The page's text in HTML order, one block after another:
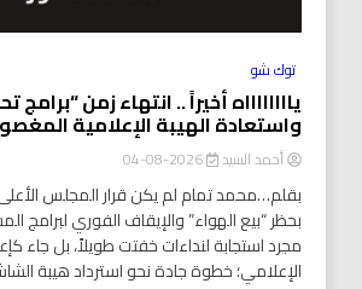
توك شو
يااااااااه أخيراً .. انتهاء زمن
واستعادة الهيبة الإعلامية
أحمد السيد 2026-08-04
بقلم…محمد تمام لم يكن قرار المجلس الأعلى
بحظر “بيع الهواء” والإيقاف الفوري لبرامج
مجرد استجابة لنداءات خفتت طويلاً، بل جاء
الإعلامي؛ خطوة جادة نحو استرداد هيبة